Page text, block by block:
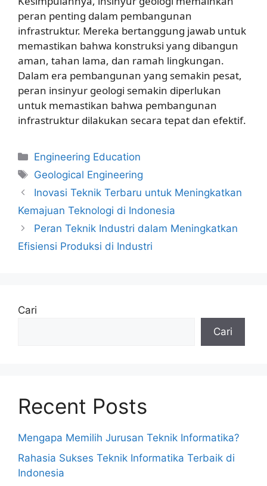
peran penting dalam pembangunan
infrastruktur. Mereka bertanggung jawab untuk
memastikan bahwa konstruksi yang dibangun
aman, tahan lama, dan ramah lingkungan.
Dalam era pembangunan yang semakin pesat,
peran insinyur geologi semakin diperlukan
untuk memastikan bahwa pembangunan
infrastruktur dilakukan secara tepat dan efektif.
Kategori
Engineering Education
Tag
Geological Engineering
Inovasi Teknik Terbaru untuk Meningkatkan
Kemajuan Teknologi di Indonesia
Peran Teknik Industri dalam Meningkatkan
Efisiensi Produksi di Industri
Cari
Cari
Recent Posts
Mengapa Memilih Jurusan Teknik Informatika?
Rahasia Sukses Teknik Informatika Terbaik di
Indonesia